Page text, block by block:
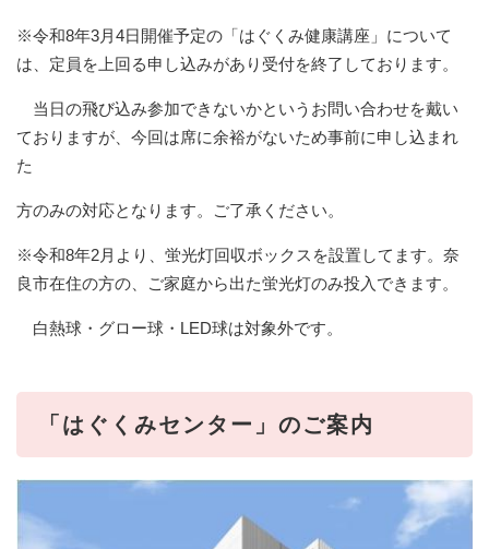
※令和8年3月4日開催予定の「はぐくみ健康講座」について
は、定員を上回る申し込みがあり受付を終了しております。
当日の飛び込み参加できないかというお問い合わせを戴い
ておりますが、今回は席に余裕がないため事前に申し込まれ
た
方のみの対応となります。ご了承ください。
※令和8年2月より、蛍光灯回収ボックスを設置してます。奈
良市在住の方の、ご家庭から出た蛍光灯のみ投入できます。
白熱球・グロー球・LED球は対象外です。
「はぐくみセンター」のご案内